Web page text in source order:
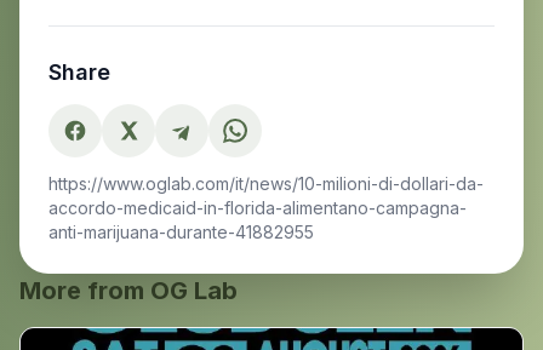
Share
https://www.oglab.com/it/news/10-milioni-di-dollari-da-
accordo-medicaid-in-florida-alimentano-campagna-
anti-marijuana-durante-41882955
More from OG Lab